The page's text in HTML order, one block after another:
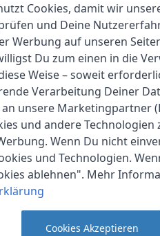
auch die Schritte in
Cookies, damit wir
und Deine
Werbung auf unseren
Du zum einen in die
Weise – soweit
Verarbeitung Deiner
unsere Marketingpartner
und andere
Wenn Du nicht
und Technologien.
ablehnen". Mehr
Cookies Akzeptieren